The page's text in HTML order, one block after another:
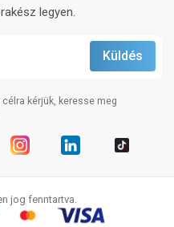
legyen.
kérjük, keresse meg
jog fenntartva.